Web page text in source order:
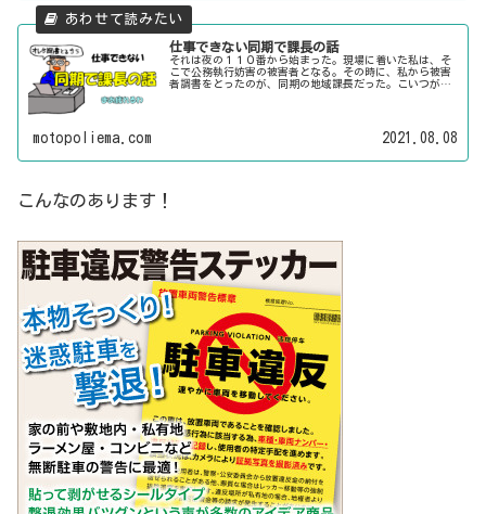
仕事できない同期で課長の話
それは夜の１１０番から始まった。現場に着いた私は、そ
こで公務執行妨害の被害者となる。その時に、私から被害
者調書をとったのが、同期の地域課長だった。こいつが機
motopoliema.com 2021.08.08
こんなのあります！